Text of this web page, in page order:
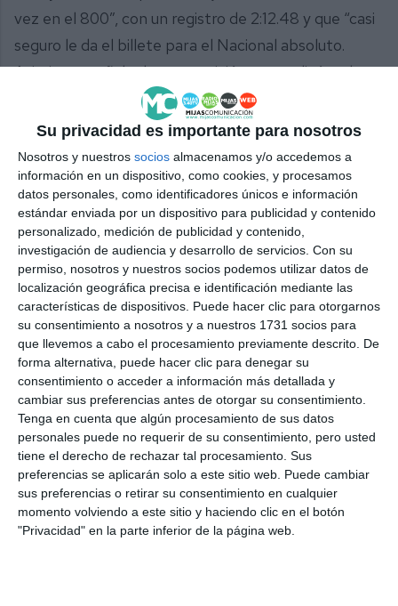
Su privacidad es importante para nosotros
Nosotros y nuestros socios almacenamos y/o accedemos a
información en un dispositivo, como cookies, y procesamos
datos personales, como identificadores únicos e información
estándar enviada por un dispositivo para publicidad y contenido
personalizado, medición de publicidad y contenido,
investigación de audiencia y desarrollo de servicios. Con su
permiso, nosotros y nuestros socios podemos utilizar datos de
localización geográfica precisa e identificación mediante las
características de dispositivos. Puede hacer clic para otorgarnos
su consentimiento a nosotros y a nuestros 1731 socios para
que llevemos a cabo el procesamiento previamente descrito. De
forma alternativa, puede hacer clic para denegar su
consentimiento o acceder a información más detallada y
cambiar sus preferencias antes de otorgar su consentimiento.
Tenga en cuenta que algún procesamiento de sus datos
personales puede no requerir de su consentimiento, pero usted
tiene el derecho de rechazar tal procesamiento. Sus
preferencias se aplicarán solo a este sitio web. Puede cambiar
sus preferencias o retirar su consentimiento en cualquier
momento volviendo a este sitio y haciendo clic en el botón
"Privacidad" en la parte inferior de la página web.
vez en el 800”, con un registro de 2:12.48 y que “casi
seguro le da el billete para el Nacional absoluto.
Asimismo, señalar la competición que realizó en los
60 metros lisos Avril Macel Florez, con un tiempo de
7.91, lo que le hace tener muchas opciones de estar
en el nacional sub-18.
Emma Karlsson, Marco Da Angelo, Alan Ortiz, Sara de las
Fuentes y Hugo Soto. CAM.
Comparte esta noticia desde el siguiente enlace:
https://mijascom.com/?a=33497